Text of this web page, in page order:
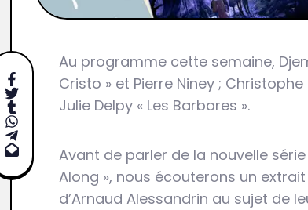
Au programme cette semaine,
Cristo » et Pierre Niney ;
Julie Delpy « Les Barbares ».
Avant de parler de la nouvelle
Along », nous écouterons un
d’Arnaud Alessandrin au sujet de